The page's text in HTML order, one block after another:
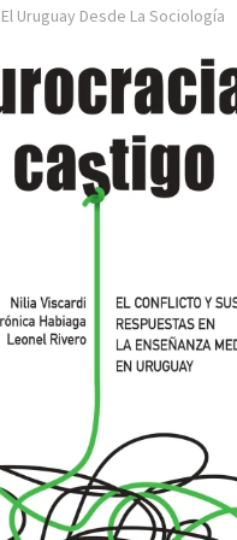
El Uruguay Desde La Sociología